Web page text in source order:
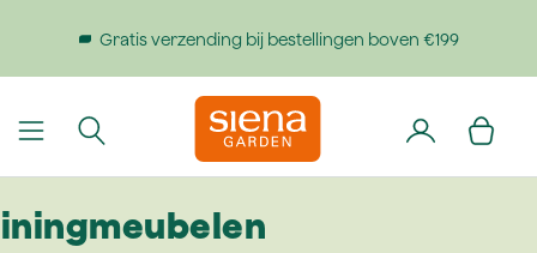
Gratis verzending bij bestellingen boven €199